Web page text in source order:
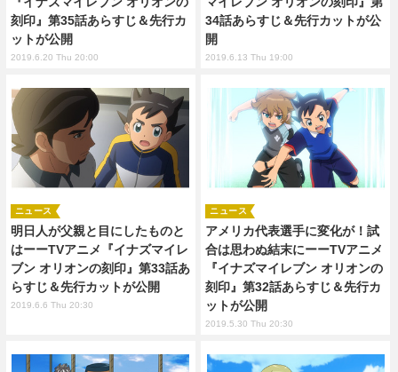
刻印』第35話あらすじ＆先行カ
ットが公開
2019.6.20 Thu 20:00
34話あらすじ＆先行カットが公
開
2019.6.13 Thu 19:00
明日人が父親と目にしたものと
はーーTVアニメ『イナズマイレ
ブン オリオンの刻印』第33話あ
らすじ＆先行カットが公開
ニュース
2019.6.6 Thu 20:30
アメリカ代表選手に変化が！試
合は思わぬ結末にーーTVアニメ
『イナズマイレブン オリオンの
刻印』第32話あらすじ＆先行カ
ットが公開
ニュース
2019.5.30 Thu 20:30